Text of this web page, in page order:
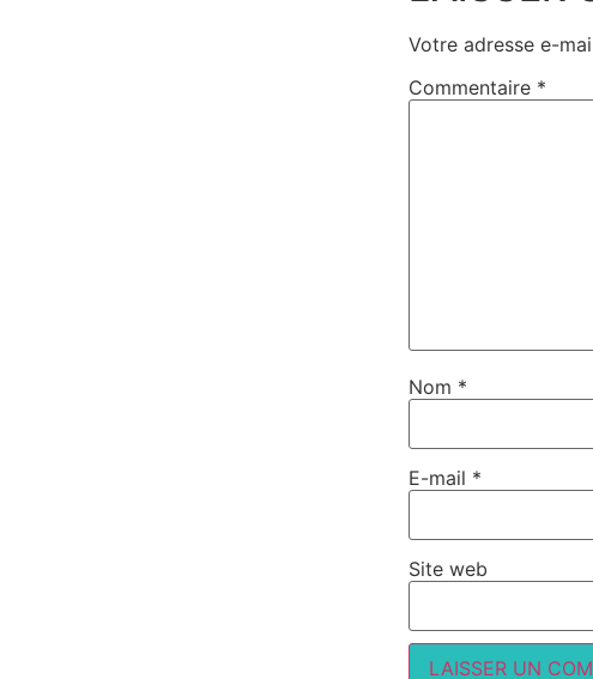
Votre adresse e-
Commentaire *
Nom *
E-mail *
Site web